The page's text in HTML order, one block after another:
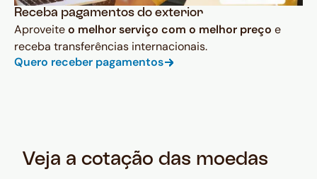
Receba pagamentos do exterior
Aproveiteo melhor serviço com o melhor preço e
receba transferências internacionais.
Quero receber pagamentos
Veja a cotação das moedas